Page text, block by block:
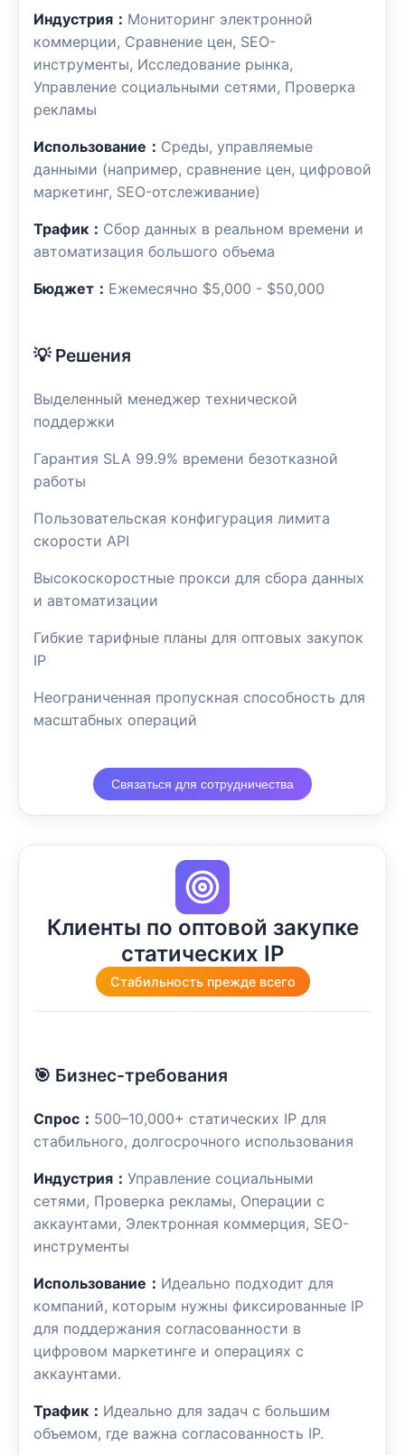
Индустрия： Мониторинг электронной
коммерции, Сравнение цен, SEO-
инструменты, Исследование рынка,
Управление социальными сетями, Проверка
рекламы
Использование： Среды, управляемые
данными (например, сравнение цен, цифровой
маркетинг, SEO-отслеживание)
Трафик： Сбор данных в реальном времени и
автоматизация большого объема
Бюджет： Ежемесячно $5,000 - $50,000
💡 Решения
Выделенный менеджер технической
поддержки
Гарантия SLA 99.9% времени безотказной
работы
Пользовательская конфигурация лимита
скорости API
Высокоскоростные прокси для сбора данных
и автоматизации
Гибкие тарифные планы для оптовых закупок
IP
Неограниченная пропускная способность для
масштабных операций
Связаться для сотрудничества
Клиенты по оптовой закупке
статических IP
Стабильность прежде всего
🎯 Бизнес-требования
Спрос： 500–10,000+ статических IP для
стабильного, долгосрочного использования
Индустрия： Управление социальными
сетями, Проверка рекламы, Операции с
аккаунтами, Электронная коммерция, SEO-
инструменты
Использование： Идеально подходит для
компаний, которым нужны фиксированные IP
для поддержания согласованности в
цифровом маркетинге и операциях с
аккаунтами.
Трафик： Идеально для задач с большим
объемом, где важна согласованность IP.